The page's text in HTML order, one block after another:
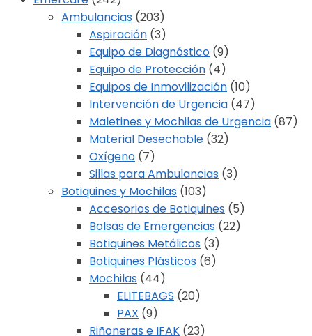
Ambulancias (203)
Aspiración (3)
Equipo de Diagnóstico (9)
Equipo de Protección (4)
Equipos de Inmovilización (10)
Intervención de Urgencia (47)
Maletines y Mochilas de Urgencia (87)
Material Desechable (32)
Oxígeno (7)
Sillas para Ambulancias (3)
Botiquines y Mochilas (103)
Accesorios de Botiquines (5)
Bolsas de Emergencias (22)
Botiquines Metálicos (3)
Botiquines Plásticos (6)
Mochilas (44)
ELITEBAGS (20)
PAX (9)
Riñoneras e IFAK (23)